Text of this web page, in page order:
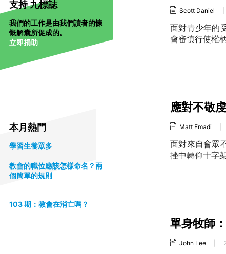
支持 九標誌
我們的工作是由我們讀者的慷
慨解囊所促成的。
立即捐助
本月熱門
學習生養眾多
教會的職位應該怎樣命名？兩
個簡單的規則
103 期：教會在消亡嗎？
Scott Daniel
面對青少年的
會審慎行使權
應對不敬
Matt Emadi
面對來自會眾
挫中轉仰十字
單身牧師
John Lee